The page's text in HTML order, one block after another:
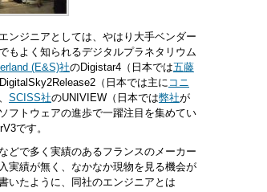
ンジニアとしては、やはり大手ベンダー
もよく知られるデジタルプラネタリウム
(E&S)社のDigistar4（日本では五藤
（日本では主にコニ
SCISS社のUNIVIEW（日本では弊社が
フトウェアの進歩で一躍注目を集めてい
です。
どで多く実績のあるフランスのメーカー
実績が無く、なかなか現物を見る機会が
いたように、同社のエンジニアとは